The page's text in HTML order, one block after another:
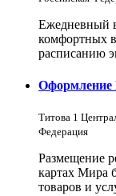
Ежедневный
комфортных
расписанию
Оформление
Титова 1
Федерация
Размещение
картах Мира
товаров и